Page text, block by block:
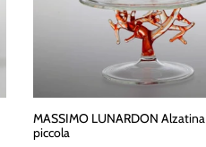
MASSIMO LUNARDON
piccola